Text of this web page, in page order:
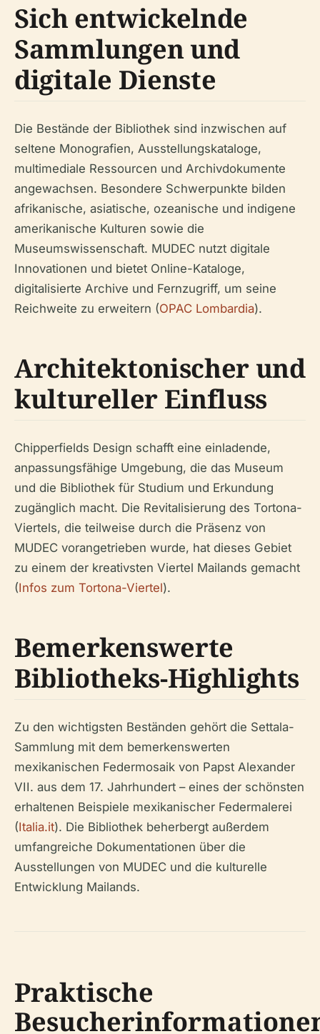
Sich entwickelnde
Sammlungen und
digitale Dienste
Die Bestände der Bibliothek sind inzwischen auf
seltene Monografien, Ausstellungskataloge,
multimediale Ressourcen und Archivdokumente
angewachsen. Besondere Schwerpunkte bilden
afrikanische, asiatische, ozeanische und indigene
amerikanische Kulturen sowie die
Museumswissenschaft. MUDEC nutzt digitale
Innovationen und bietet Online-Kataloge,
digitalisierte Archive und Fernzugriff, um seine
Reichweite zu erweitern (OPAC Lombardia).
Architektonischer und
kultureller Einfluss
Chipperfields Design schafft eine einladende,
anpassungsfähige Umgebung, die das Museum
und die Bibliothek für Studium und Erkundung
zugänglich macht. Die Revitalisierung des Tortona-
Viertels, die teilweise durch die Präsenz von
MUDEC vorangetrieben wurde, hat dieses Gebiet
zu einem der kreativsten Viertel Mailands gemacht
(Infos zum Tortona-Viertel).
Bemerkenswerte
Bibliotheks-Highlights
Zu den wichtigsten Beständen gehört die Settala-
Sammlung mit dem bemerkenswerten
mexikanischen Federmosaik von Papst Alexander
VII. aus dem 17. Jahrhundert – eines der schönsten
erhaltenen Beispiele mexikanischer Federmalerei
(Italia.it). Die Bibliothek beherbergt außerdem
umfangreiche Dokumentationen über die
Ausstellungen von MUDEC und die kulturelle
Entwicklung Mailands.
Praktische